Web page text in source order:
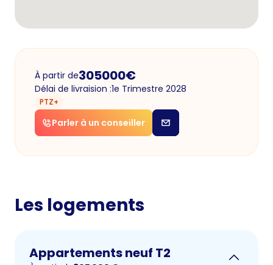
À partir de305000€
Délai de livraision :1e Trimestre 2028
PTZ+
Parler à un conseiller
Les logements
Appartements neuf T2